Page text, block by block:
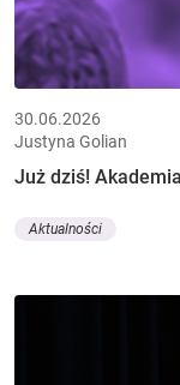
30.06.2026
Justyna Golian
Już dziś!
Aktualności